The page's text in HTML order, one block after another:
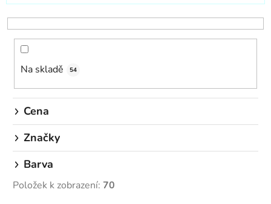
z
e
o
d
k
ů
Na skladě 54
Cena
Značky
Barva
Položek k zobrazení: 70